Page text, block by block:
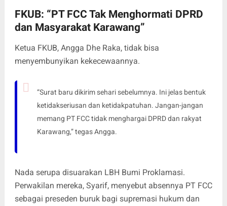
FKUB: “PT FCC Tak Menghormati DPRD
dan Masyarakat Karawang”
Ketua FKUB, Angga Dhe Raka, tidak bisa
menyembunyikan kekecewaannya.
“Surat baru dikirim sehari sebelumnya. Ini jelas bentuk
ketidakseriusan dan ketidakpatuhan. Jangan-jangan
memang PT FCC tidak menghargai DPRD dan rakyat
Karawang,” tegas Angga.
Nada serupa disuarakan LBH Bumi Proklamasi.
Perwakilan mereka, Syarif, menyebut absennya PT FCC
sebagai preseden buruk bagi supremasi hukum dan